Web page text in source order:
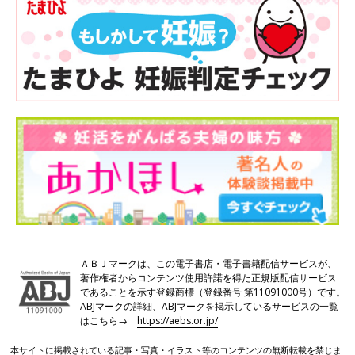
ＡＢＪマークは、この電子書店・電子書籍配信サービスが、
著作権者からコンテンツ使用許諾を得た正規版配信サービス
であることを示す登録商標（登録番号 第11091000号）です。
ABJマークの詳細、ABJマークを掲示しているサービスの一覧
はこちら→https://aebs.or.jp/
本サイトに掲載されている記事・写真・イラスト等のコンテンツの無断転載を禁じま